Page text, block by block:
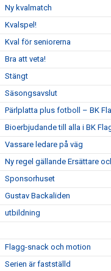
Ny kvalmatch
Kvalspel!
Kval för seniorerna
Bra att veta!
Stängt
Säsongsavslut
Pärlplatta plus fotboll – BK
Bioerbjudande till alla i BK
Vassare ledare på väg
Ny regel gällande Ersättare
Sponsorhuset
Gustav Backaliden
utbildning
Flagg-snack och motion
Serien är fastställd